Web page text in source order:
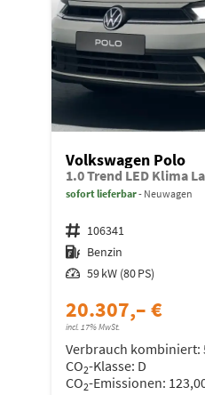
Volkswagen Polo
1.0 Trend LED Klima
sofort lieferbar Neuwagen
Fahrzeugnr. 106341
Kraftstoff Benzin
Leistung 59 kW (80 PS)
20.307,– €
incl. 17% MwSt.
Verbrauch kombiniert:
CO2-Klasse: D
CO2-Emissionen: